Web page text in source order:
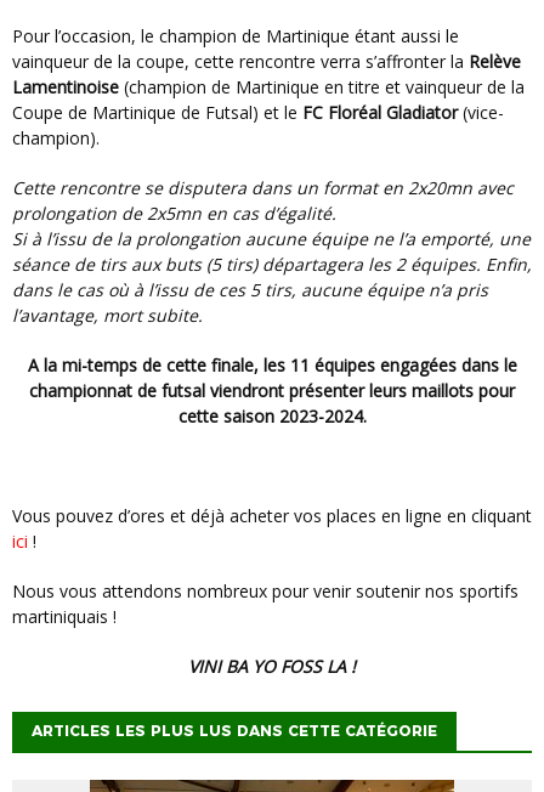
Pour l’occasion, le champion de Martinique étant aussi le
vainqueur de la coupe, cette rencontre verra s’affronter la Relève
Lamentinoise (champion de Martinique en titre et vainqueur de la
Coupe de Martinique de Futsal) et le FC Floréal Gladiator(vice-
champion).
Cette rencontre se disputera dans un format en 2x20mn avec
prolongation de 2x5mn en cas d’égalité.
Si à l’issu de la prolongation aucune équipe ne l’a emporté, une
séance de tirs aux buts (5 tirs) départagera les 2 équipes. Enfin,
dans le cas où à l’issu de ces 5 tirs, aucune équipe n’a pris
l’avantage, mort subite.
A la mi-temps de cette finale, les 11 équipes engagées dans le
championnat de futsal viendront présenter leurs maillots pour
cette saison 2023-2024.
Vous pouvez d’ores et déjà acheter vos places en ligne en cliquant
ici !
Nous vous attendons nombreux pour venir soutenir nos sportifs
martiniquais !
VINI BA YO FOSS LA !
ARTICLES LES PLUS LUS DANS CETTE CATÉGORIE